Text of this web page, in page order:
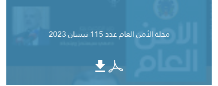
مجلة الأمن العام عدد 115 نيسان 2023